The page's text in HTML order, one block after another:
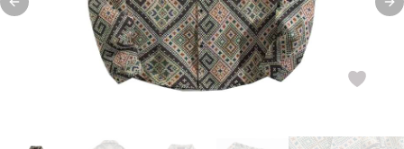
Previous slide